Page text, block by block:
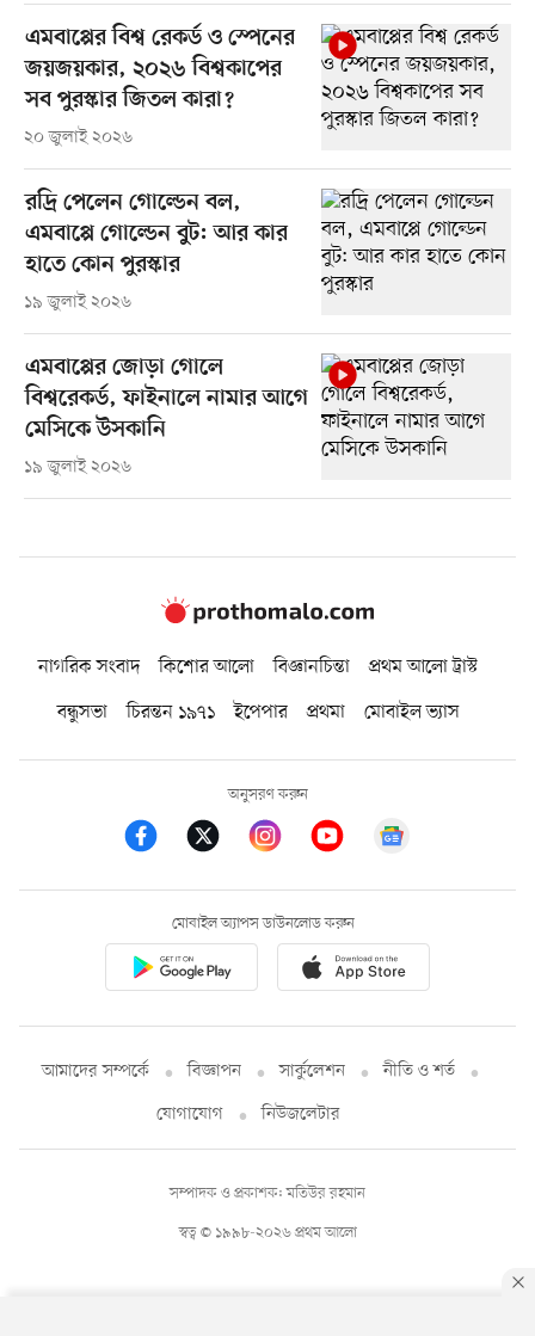
এমবাপ্পের বিশ্ব রেকর্ড ও স্পেনের
জয়জয়কার, ২০২৬ বিশ্বকাপের
সব পুরস্কার জিতল কারা?
২০ জুলাই ২০২৬
রদ্রি পেলেন গোল্ডেন বল,
এমবাপ্পে গোল্ডেন বুট: আর কার
হাতে কোন পুরস্কার
১৯ জুলাই ২০২৬
এমবাপ্পের জোড়া গোলে
বিশ্বরেকর্ড, ফাইনালে নামার আগে
মেসিকে উসকানি
১৯ জুলাই ২০২৬
নাগরিক সংবাদ কিশোর আলো বিজ্ঞানচিন্তা
প্রথম আলো ট্রাস্ট
বন্ধুসভা
চিরন্তন ১৯৭১ ইপেপার প্রথমা মোবাইল ভ্যাস
অনুসরণ করুন
মোবাইল অ্যাপস ডাউনলোড করুন
আমাদের সম্পর্কে বিজ্ঞাপন সার্কুলেশন
নীতি ও শর্ত
যোগাযোগ
নিউজলেটার
স্বত্ব © ১৯৯৮-২০২৬ প্রথম আলো
সম্পাদক ও প্রকাশক: মতিউর রহমান